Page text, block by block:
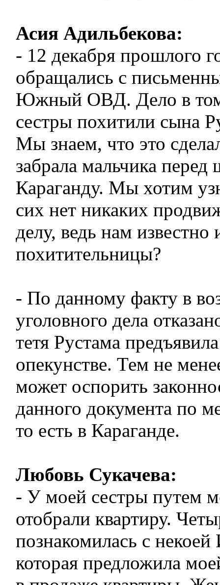
Асия Адильбекова:
- 12 декабря прошлого
обращались с
Южный ОВД. Дело в
сестры похитили сына
Мы знаем, что это
забрала мальчика перед
Караганду. Мы хотим
сих нет никаких
делу, ведь нам известно
похитительницы?
- По данному факту в
уголовного дела
тетя Рустама
опекунстве. Тем не
может оспорить
данного документа по
то есть в Караганде.
Любовь Сукачева:
- У моей сестры путем
отобрали квартиру.
познакомилась с
которая предложила